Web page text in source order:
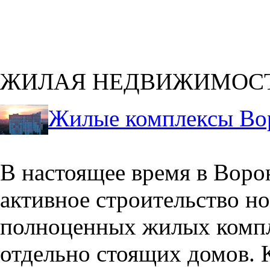
ЖИЛАЯ
Жилые комплексы
В настоящее время в
активное строительство
полноценных жилых
отдельно стоящих домов.